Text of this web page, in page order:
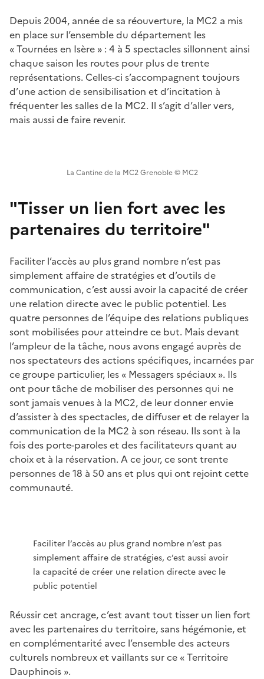
Depuis 2004, année de sa réouverture, la MC2 a mis
en place sur l’ensemble du département les
« Tournées en Isère » : 4 à 5 spectacles sillonnent ainsi
chaque saison les routes pour plus de trente
représentations. Celles-ci s’accompagnent toujours
d’une action de sensibilisation et d’incitation à
fréquenter les salles de la MC2. Il s’agit d’aller vers,
mais aussi de faire revenir.
La Cantine de la MC2 Grenoble © MC2
"Tisser un lien fort avec les
partenaires du territoire"
Faciliter l’accès au plus grand nombre n’est pas
simplement affaire de stratégies et d’outils de
communication, c’est aussi avoir la capacité de créer
une relation directe avec le public potentiel. Les
quatre personnes de l’équipe des relations publiques
sont mobilisées pour atteindre ce but. Mais devant
l’ampleur de la tâche, nous avons engagé auprès de
nos spectateurs des actions spécifiques, incarnées par
ce groupe particulier, les « Messagers spéciaux ». Ils
ont pour tâche de mobiliser des personnes qui ne
sont jamais venues à la MC2, de leur donner envie
d’assister à des spectacles, de diffuser et de relayer la
communication de la MC2 à son réseau. Ils sont à la
fois des porte-paroles et des facilitateurs quant au
choix et à la réservation. A ce jour, ce sont trente
personnes de 18 à 50 ans et plus qui ont rejoint cette
communauté.
Faciliter l’accès au plus grand nombre n’est pas
simplement affaire de stratégies, c’est aussi avoir
la capacité de créer une relation directe avec le
public potentiel
Réussir cet ancrage, c’est avant tout tisser un lien fort
avec les partenaires du territoire, sans hégémonie, et
en complémentarité avec l’ensemble des acteurs
culturels nombreux et vaillants sur ce « Territoire
Dauphinois ».